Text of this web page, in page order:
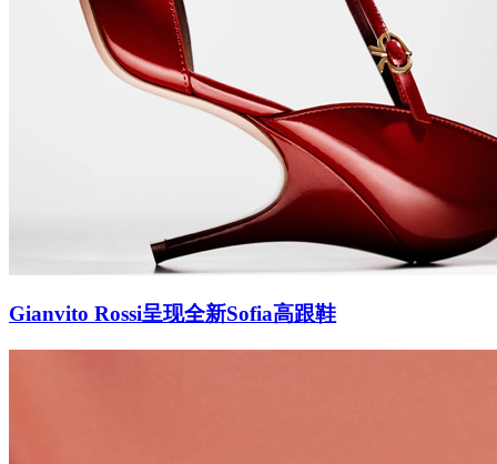
Gianvito Rossi呈现全新Sofia高跟鞋